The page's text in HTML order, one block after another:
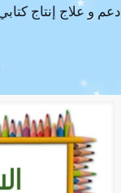
دعم و علاج إنتاج كتابي